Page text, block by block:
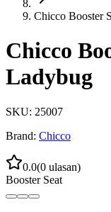
Chicco Booster
Chicco
Ladybug
SKU: 25007
Brand: Chicco
0.0(0 ulasan)
Booster Seat